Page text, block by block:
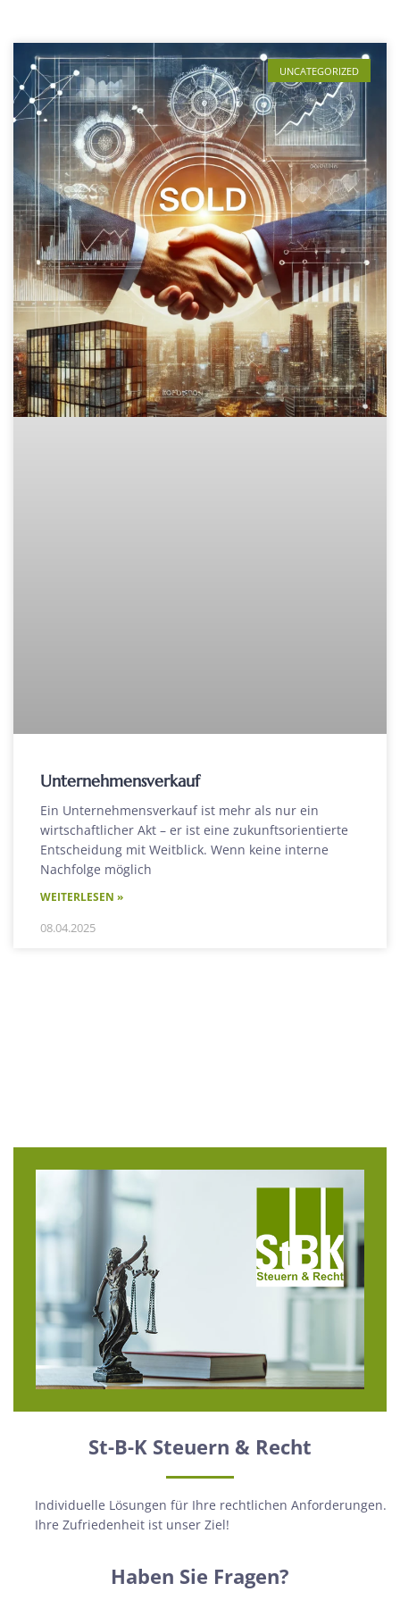
UNCATEGORIZED
Unternehmensverkauf
Ein Unternehmensverkauf ist mehr als nur ein
wirtschaftlicher Akt – er ist eine zukunftsorientierte
Entscheidung mit Weitblick. Wenn keine interne
Nachfolge möglich
WEITERLESEN »
08.04.2025
St-B-K Steuern & Recht
Individuelle Lösungen für Ihre rechtlichen Anforderungen.
Ihre Zufriedenheit ist unser Ziel!
Haben Sie Fragen?